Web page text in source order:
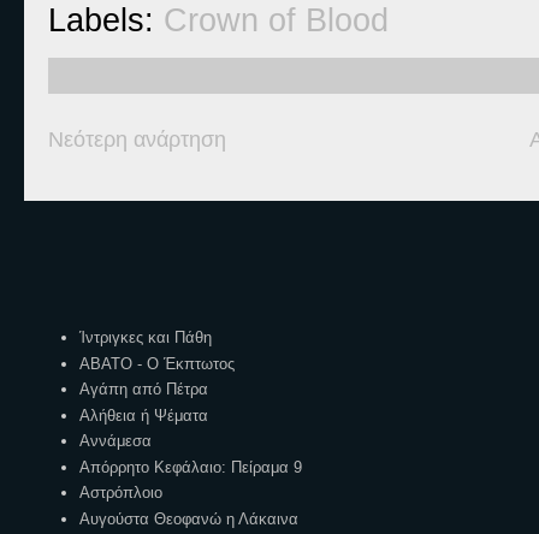
Labels: Crown of Blood
Νεότερη ανάρτηση
Ίντριγκες και Πάθη
ΑΒΑΤΟ - Ο Έκπτωτος
Αγάπη από Πέτρα
Αλήθεια ή Ψέματα
Αννάμεσα
Απόρρητο Κεφάλαιο: Πείραμα 9
Αστρόπλοιο
Αυγούστα Θεοφανώ η Λάκαινα